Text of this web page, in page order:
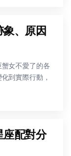
象、原因
女不愛了的各
到實際行動，
座配對分